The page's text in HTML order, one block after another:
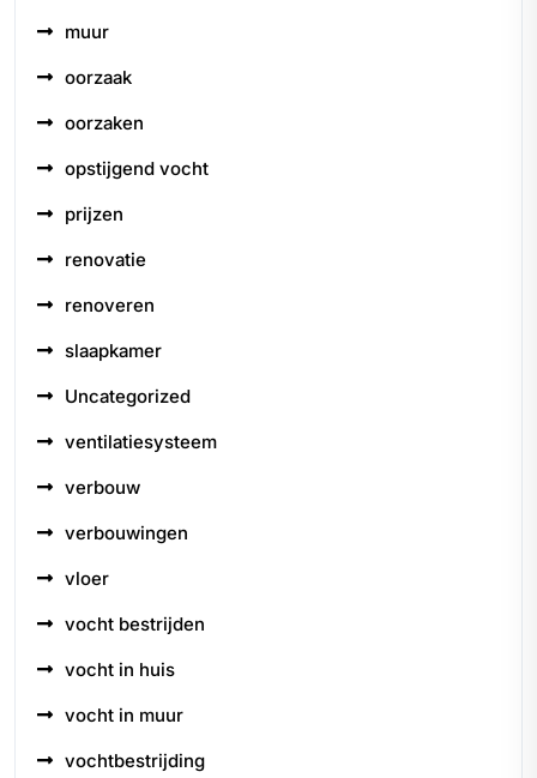
muur
oorzaak
oorzaken
opstijgend vocht
prijzen
renovatie
renoveren
slaapkamer
Uncategorized
ventilatiesysteem
verbouw
verbouwingen
vloer
vocht bestrijden
vocht in huis
vocht in muur
vochtbestrijding